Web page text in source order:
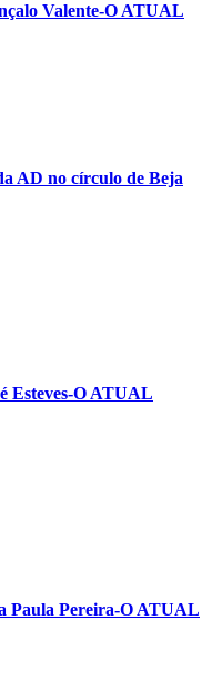
Valente-O ATUAL
AD no círculo de Beja
Esteves-O ATUAL
Paula Pereira-O ATUAL